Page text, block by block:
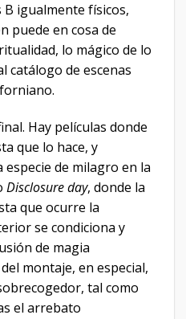
igualmente físicos,
puede en cosa de
lo mágico de lo
catálogo de escenas
Hay películas donde
que lo hace, y
de milagro en la
Disclosure day, donde la
que ocurre la
se condiciona y
de magia
montaje, en especial,
tal como
el arrebato